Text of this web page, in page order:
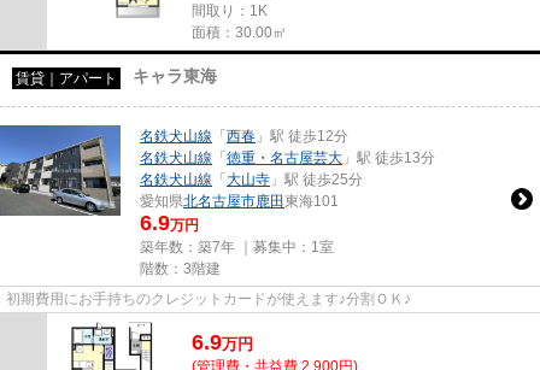
間取り：1K
面積：30.00㎡
賃貸｜アパート キャラ東海
名鉄犬山線 「 西春 」駅 徒歩12分
名鉄犬山線 「 徳重・名古屋芸大 」駅 徒歩13分
名鉄犬山線 「 大山寺 」駅 徒歩25分
愛知県北名古屋市鹿田東海101
6.9万円
築年数：築7年 ｜募集中： 1室
階数：3階建
初期費用にお手持ちのクレジットカードが使えます♪分割ＯＫ♪
6.9万円
(管理費・共益費 2,900円)